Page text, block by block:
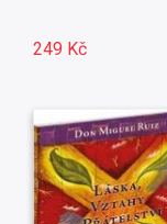
249 Kč